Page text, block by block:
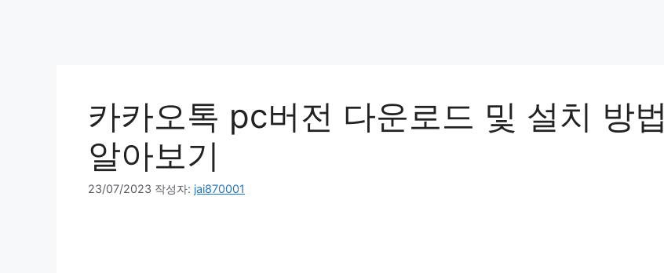
카카오톡 pc버전 다운로드 및 설치 방법
알아보기
23/07/2023 작성자: jai870001